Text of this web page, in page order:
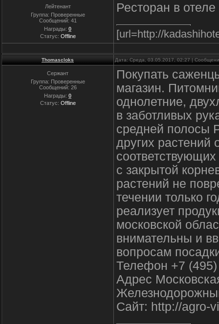
Лейтенант
Группа: Проверенные
Сообщений: 41
Награды: 0
Статус: Offline
Ресторан в
[url=http://
Thomascloks Дата: Среда, 03.05.2017, 02:27 |
Сержант
Группа: Проверенные
Сообщений: 26
Награды: 0
Статус: Offline
Покупать
магазин.
однолетние,
в заботливых
средней полосы
других растений
с закрытой
растений не
течении только
реализует
московской
внимательны и
вопросам
Телефон +7
Адрес
Сайт: http://agro-